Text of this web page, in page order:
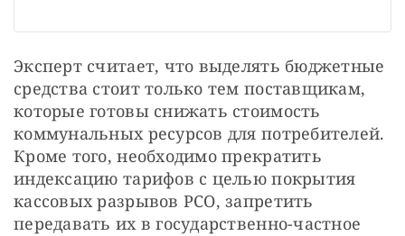
Эксперт считает, что выделять бюджетные
средства стоит только тем поставщикам,
которые готовы снижать стоимость
коммунальных ресурсов для потребителей.
Кроме того, необходимо прекратить
индексацию тарифов с целью покрытия
кассовых разрывов РСО, запретить
передавать их в государственно-частное